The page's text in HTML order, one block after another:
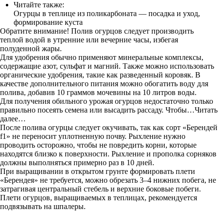
Читайте также:
Огурцы в теплице из поликарбоната — посадка и уход,
формирование куста
Обратите внимание! Полив огурцов следует производить
теплой водой в утренние или вечерние часы, избегая
полуденной жары.
Для удобрения обычно применяют минеральные комплексы,
содержащие азот, сульфат и магний. Также можно использовать
органические удобрения, такие как разведенный коровяк. В
качестве дополнительного питания можно обогатить воду для
полива, добавив 10 граммов мочевины на 10 литров воды.
Для получения обильного урожая огурцов недостаточно только
правильно посеять семена или высадить рассаду. Чтобы…Читать
далее…
После полива огурцы следует окучивать, так как сорт «Берендей
f1» не переносит уплотненную почву. Рыхление нужно
проводить осторожно, чтобы не повредить корни, которые
находятся близко к поверхности. Рыхление и прополка сорняков
должны выполняться примерно раз в 10 дней.
При выращивании в открытом грунте формировать плети
«Берендея» не требуется, можно обрезать 3–4 нижних побега, не
затрагивая центральный стебель и верхние боковые побеги.
Плети огурцов, выращиваемых в теплицах, рекомендуется
подвязывать на шпалеры.